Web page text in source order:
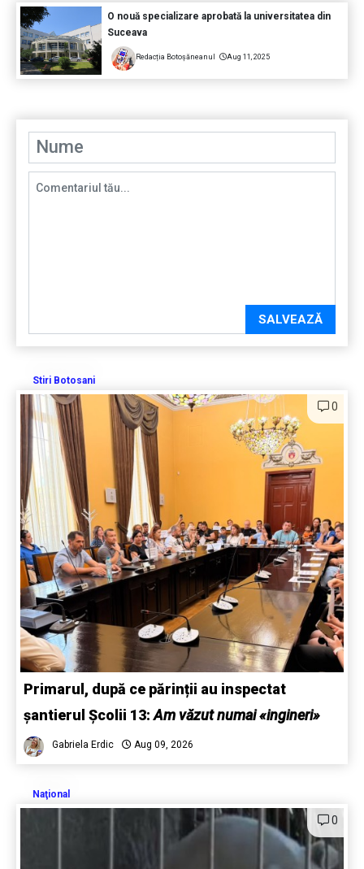
O nouă specializare aprobată la universitatea din
Suceava
Redacția Botoșăneanul Aug 11, 2025
SALVEAZĂ
Stiri Botosani
0
Primarul, după ce părinții au inspectat
șantierul Școlii 13:Am văzut numai «ingineri»
Gabriela Erdic Aug 09, 2026
Naţional
0